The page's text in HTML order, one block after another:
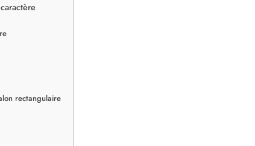
rectangulaire